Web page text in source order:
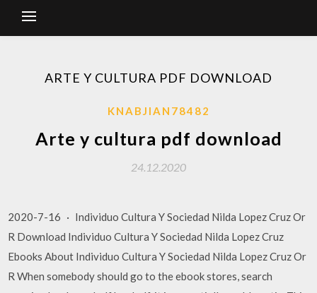
ARTE Y CULTURA PDF DOWNLOAD
KNABJIAN78482
Arte y cultura pdf download
24.12.2020
2020-7-16 · Individuo Cultura Y Sociedad Nilda Lopez Cruz Or
R Download Individuo Cultura Y Sociedad Nilda Lopez Cruz
Ebooks About Individuo Cultura Y Sociedad Nilda Lopez Cruz Or
R When somebody should go to the ebook stores, search